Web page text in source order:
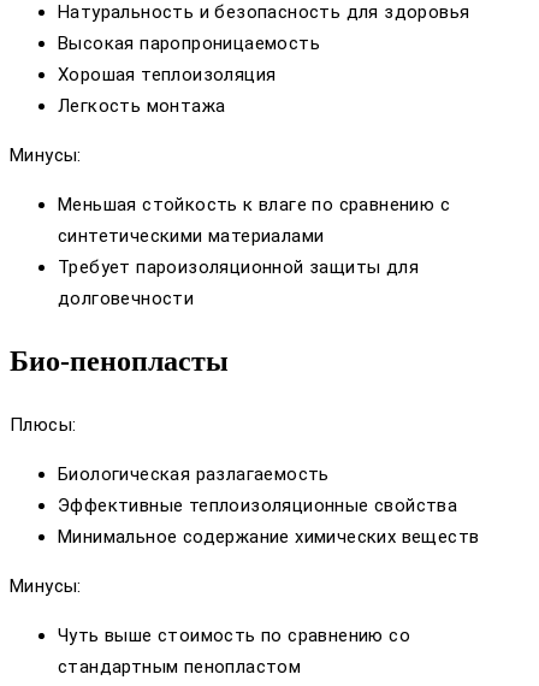
Натуральность и безопасность для здоровья
Высокая паропроницаемость
Хорошая теплоизоляция
Легкость монтажа
Минусы:
Меньшая стойкость к влаге по сравнению с
синтетическими материалами
Требует пароизоляционной защиты для
долговечности
Био-пенопласты
Плюсы:
Биологическая разлагаемость
Эффективные теплоизоляционные свойства
Минимальное содержание химических веществ
Минусы:
Чуть выше стоимость по сравнению со
стандартным пенопластом